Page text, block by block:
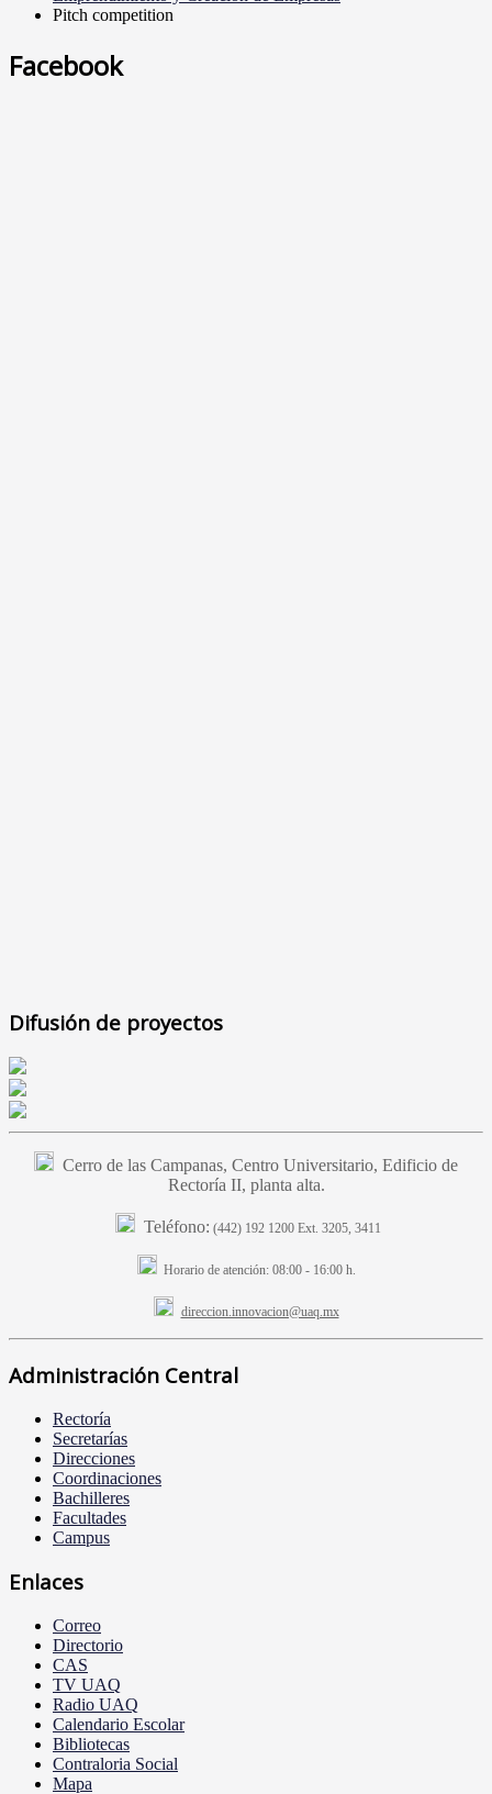
Pitch competition
Facebook
Difusión de proyectos
Cerro de las Campanas, Centro Universitario, Edificio de
Rectoría II, planta alta.
Teléfono: (442) 192 1200 Ext. 3205, 3411
Horario de atención:08:00 - 16:00 h.
direccion.innovacion@uaq.mx
Administración Central
Rectoría
Secretarías
Direcciones
Coordinaciones
Bachilleres
Facultades
Campus
Enlaces
Correo
Directorio
CAS
TV UAQ
Radio UAQ
Calendario Escolar
Bibliotecas
Contraloria Social
Mapa